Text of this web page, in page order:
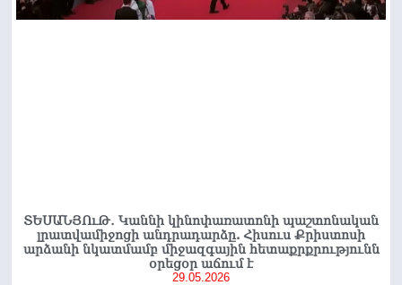
ՏԵՍԱՆՅՈւԹ․ Կաննի կինոփառատոնի պաշտոնական
լրատվամիջոցի անդրադարձը. Հիսուս Քրիստոսի
արձանի նկատմամբ միջազգային հետաքրքրությունն
օրեցօր աճում է
29.05.2026